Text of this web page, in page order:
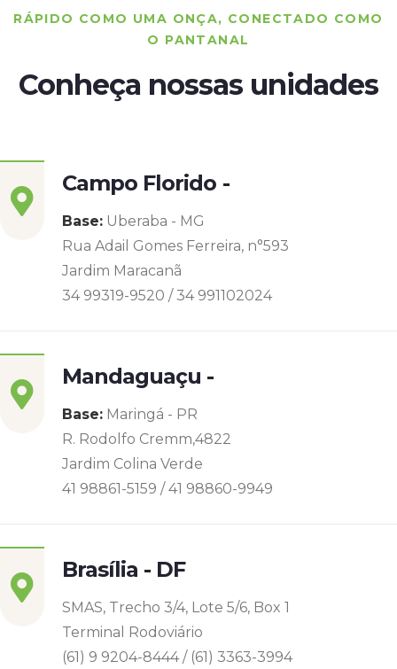
RÁPIDO COMO UMA ONÇA, CONECTADO COMO
O PANTANAL
Conheça nossas unidades
Campo Florido -
Base: Uberaba - MG
Rua Adail Gomes Ferreira, n°593
Jardim Maracanã
34 99319-9520 / 34 991102024
Mandaguaçu -
Base: Maringá - PR
R. Rodolfo Cremm,4822
Jardim Colina Verde
41 98861-5159 / 41 98860-9949
Brasília - DF
SMAS, Trecho 3/4, Lote 5/6, Box 1
Terminal Rodoviário
(61) 9 9204-8444 / (61) 3363-3994